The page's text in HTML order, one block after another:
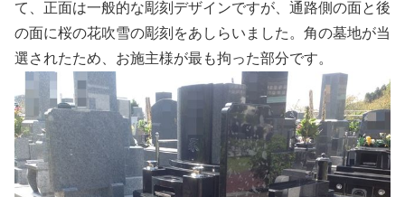
て、正面は一般的な彫刻デザインですが、通路側の面と後
の面に桜の花吹雪の彫刻をあしらいました。角の墓地が当
選されたため、お施主様が最も拘った部分です。